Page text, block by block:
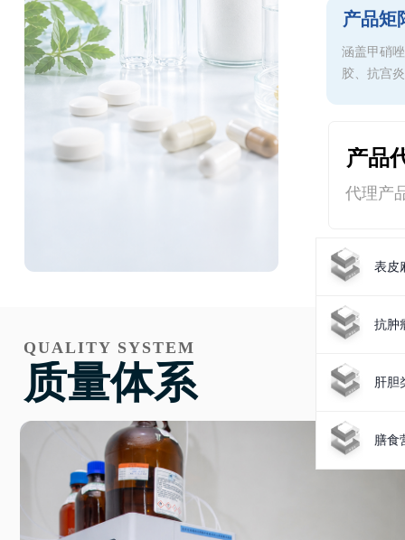
涵盖甲硝
胶、抗宫
产品矩
代理产
产品
表皮
抗肿
肝胆
膳食
质量体系
QUALITY SYSTEM